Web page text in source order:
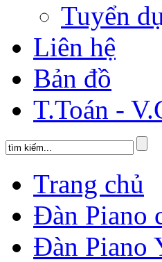
Tuyển
Liên hệ
Bản đồ
T.Toán -
Trang chủ
Đàn Piano
Đàn Piano